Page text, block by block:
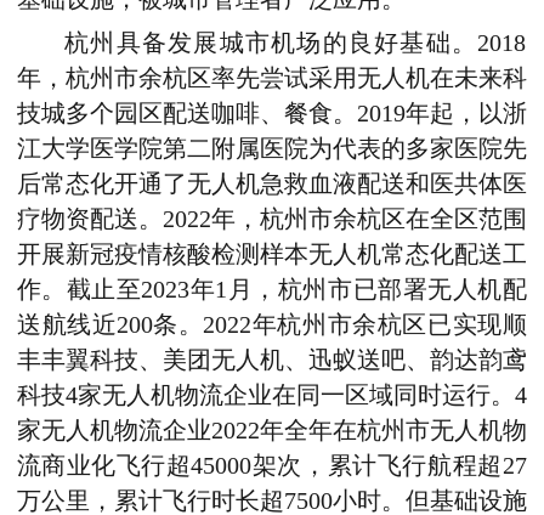
杭州具备发展城市机场的良好基础。 2018
年，杭州市余杭区率先尝试采用无人机在未来科
技城多个园区配送咖啡、餐食。 2019年起，以浙
江大学医学院第二附属医院为代表的多家医院先
后常态化开通了无人机急救血液配送和医共体医
疗物资配送。 2022年，杭州市余杭区在全区范围
开展新冠疫情核酸检测样本无人机常态化配送工
作。截止至2023年1 月，杭州市已部署无人机配
送航线近200条。 2022年杭州市余杭区已实现顺
丰丰翼科技、美团无人机、迅蚁送吧、韵达韵鸢
科技4家无人机物流企业在同一区域同时运行。 4
家无人机物流企业2022年全年在杭州市无人机物
流商业化飞行超45000架次，累计飞行航程超27
万公里，累计飞行时长超7500小时。但基础设施